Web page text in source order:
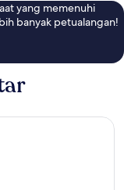
yang memenuhi
banyak petualangan!